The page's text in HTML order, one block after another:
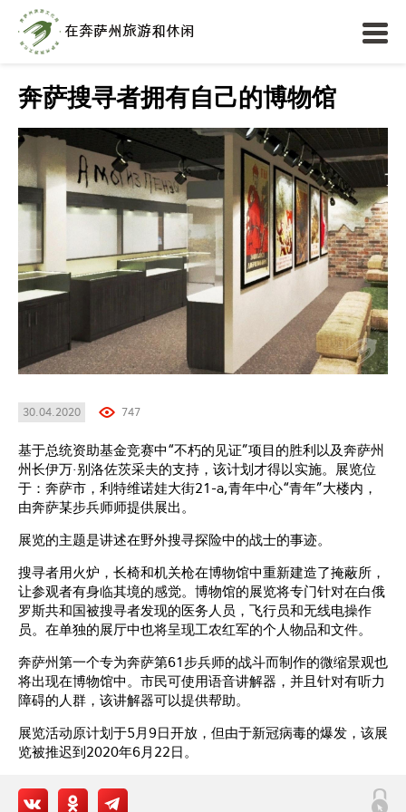
奔萨搜寻者拥有自己的博物馆
30.04.2020 747
基于总统资助基金竞赛中“不朽的见证”项目的胜利以及奔萨州
州长伊万·别洛佐茨采夫的支持，该计划才得以实施。展览位
于：奔萨市，利特维诺娃大街21-a,青年中心“青年”大楼内，
由奔萨某步兵师师提供展出。
展览的主题是讲述在野外搜寻探险中的战士的事迹。
搜寻者用火炉，长椅和机关枪在博物馆中重新建造了掩蔽所，
让参观者有身临其境的感觉。博物馆的展览将专门针对在白俄
罗斯共和国被搜寻者发现的医务人员，飞行员和无线电操作
员。在单独的展厅中也将呈现工农红军的个人物品和文件。
奔萨州第一个专为奔萨第61步兵师的战斗而制作的微缩景观也
将出现在博物馆中。市民可使用语音讲解器，并且针对有听力
障碍的人群，该讲解器可以提供帮助。
展览活动原计划于5月9日开放，但由于新冠病毒的爆发，该展
览被推迟到2020年6月22日。